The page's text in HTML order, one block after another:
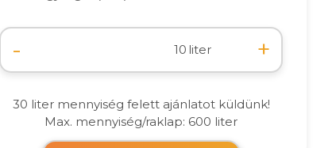
- liter +
30 liter mennyiség felett ajánlatot küldünk!
Max. mennyiség/raklap: 600 liter